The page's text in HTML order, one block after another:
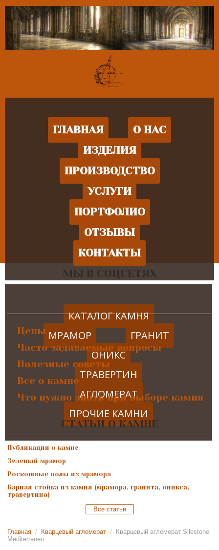
ГЛАВНАЯ
О НАС
ИЗДЕЛИЯ
ПРОИЗВОДСТВО
УСЛУГИ
ПОРТФОЛИО
ОТЗЫВЫ
КОНТАКТЫ
КАТАЛОГ КАМНЯ
МРАМОР
ГРАНИТ
ОНИКС
ТРАВЕРТИН
АГЛОМЕРАТ
ПРОЧИЕ КАМНИ
МЫ В СОЦСЕТЯХ
Цены
Часто задаваемые вопросы
Полезные советы
Все о камне
Что нужно знать при выборе камня
СТАТЬИ О КАМНЕ
Публикации о камне
Зеленый мрамор
Роскошные полы из мрамора
Барная стойка из камня (мрамора, гранита, оникса,
травертина)
Все статьи
Главная / Кварцевый агломерат /
Кварцевый агломерат Silestone
Mediterraneo